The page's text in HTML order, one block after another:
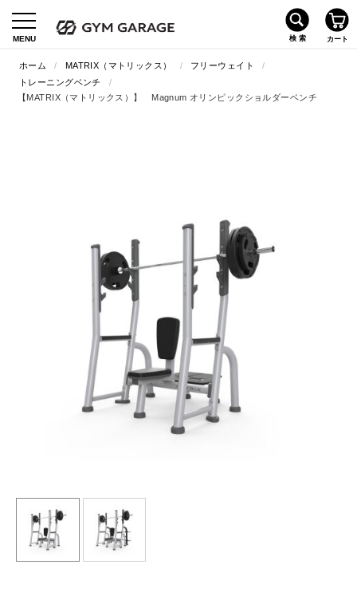
ホーム / MATRIX（マトリックス） / フリーウェイト
/
トレーニングベンチ
/
【MATRIX（マトリックス）】 Magnum オリンピックショルダーベンチ